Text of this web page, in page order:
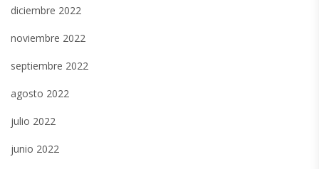
diciembre 2022
noviembre 2022
septiembre 2022
agosto 2022
julio 2022
junio 2022